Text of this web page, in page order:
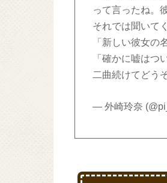
って言ったね。
それでは聞いて
「新しい彼女の
「確かに嘘はつ
二曲続けてどう
— 外崎玲奈